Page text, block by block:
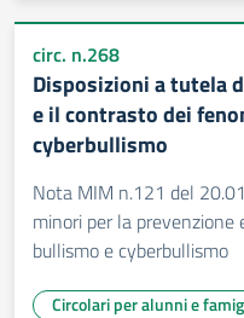
circ. n.268
Disposizioni a tutela
e il contrasto dei
cyberbullismo
Nota MIM n.121 del
minori per la
bullismo e cyberbullismo
Circolari per alunni e